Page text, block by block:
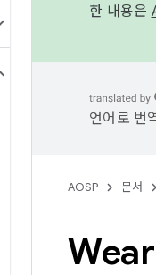
한 내용은
언어로 번
AOSP 문서